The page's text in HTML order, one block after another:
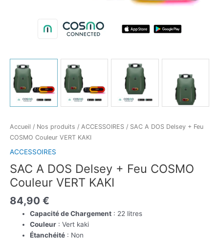
Accueil / Nos produits / ACCESSOIRES / SAC A DOS Delsey + Feu
COSMO Couleur VERT KAKI
ACCESSOIRES
SAC A DOS Delsey + Feu COSMO
Couleur VERT KAKI
84,90 €
Capacité de Chargement : 22 litres
Couleur : Vert kaki
Étanchéité : Non